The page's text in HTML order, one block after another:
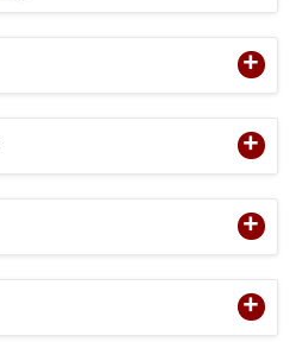
+
+
+
+